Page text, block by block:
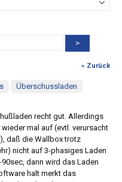
>
« Zurück
Überschussladen
recht gut. Allerdings
mal auf (evtl. verursacht
daß die Wallbox trotz
nicht auf 3-phasiges Laden
dann wird das Laden
halt merkt das